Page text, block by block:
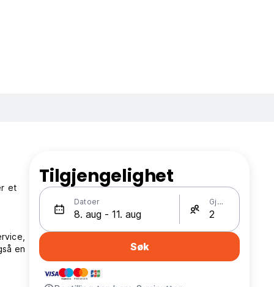
et
en
Tilgjengelighet
Datoer Gjester
Søk